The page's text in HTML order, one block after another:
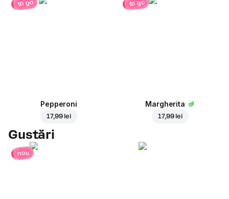
to go
Pepperoni
17,99 lei
to go
Margherita
17,99 lei
Gustări
nou